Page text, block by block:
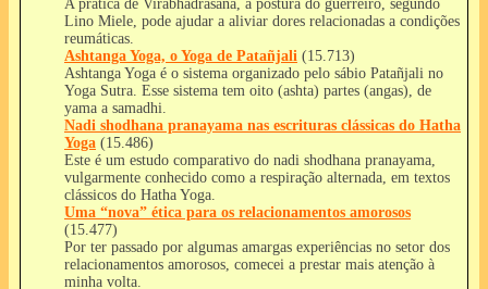
A prática de Virabhadrasana, a postura do guerreiro, segundo
Lino Miele, pode ajudar a aliviar dores relacionadas a condições
reumáticas.
Ashtanga Yoga, o Yoga de Patañjali (15.713)
Ashtanga Yoga é o sistema organizado pelo sábio Patañjali no
Yoga Sutra. Esse sistema tem oito (ashta) partes (angas), de
yama a samadhi.
Nadi shodhana pranayama nas escrituras clássicas do Hatha
Yoga (15.486)
Este é um estudo comparativo do nadi shodhana pranayama,
vulgarmente conhecido como a respiração alternada, em textos
clássicos do Hatha Yoga.
Uma “nova” ética para os relacionamentos amorosos
(15.477)
Por ter passado por algumas amargas experiências no setor dos
relacionamentos amorosos, comecei a prestar mais atenção à
minha volta.